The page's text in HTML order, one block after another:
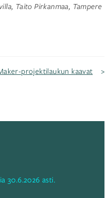
Taito Pirkanmaa, Tampere
projektilaukun kaavat
30.6.2026 asti.